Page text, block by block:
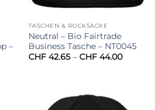
–
TASCHEN & RUCKSÄCKE
Neutral – Bio Fairtrade
Business Tasche – NT0045
CHF42.65 – CHF44.00